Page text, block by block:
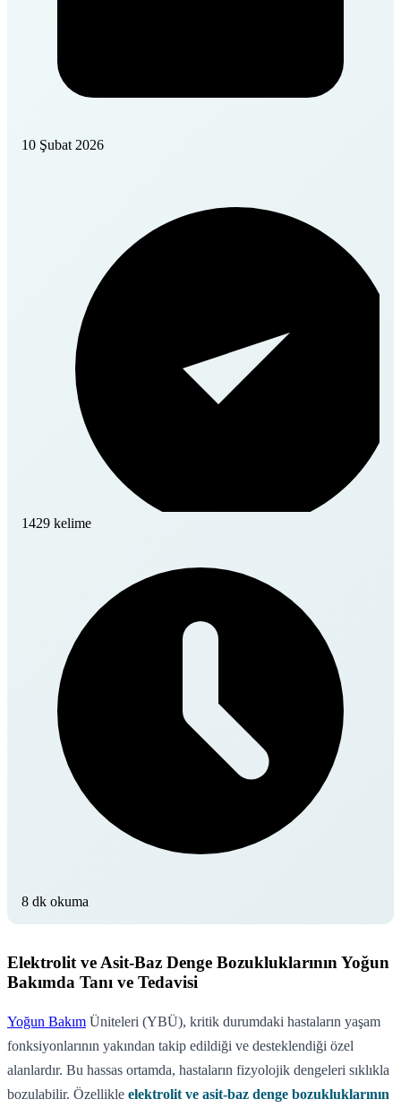
10 Şubat 2026
1429 kelime
8 dk okuma
Elektrolit ve Asit-Baz Denge Bozukluklarının Yoğun
Bakımda Tanı ve Tedavisi
Yoğun Bakım Üniteleri (YBÜ), kritik durumdaki hastaların yaşam
fonksiyonlarının yakından takip edildiği ve desteklendiği özel
alanlardır. Bu hassas ortamda, hastaların fizyolojik dengeleri sıklıkla
bozulabilir. Özellikle elektrolit ve asit-baz denge bozukluklarının